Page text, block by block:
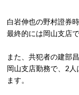
白岩伸也の野村證券
最終的には岡山支店
また、共犯者の建部
岡山支店勤務で、2
ます。